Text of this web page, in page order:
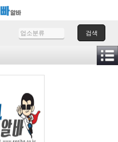
검색